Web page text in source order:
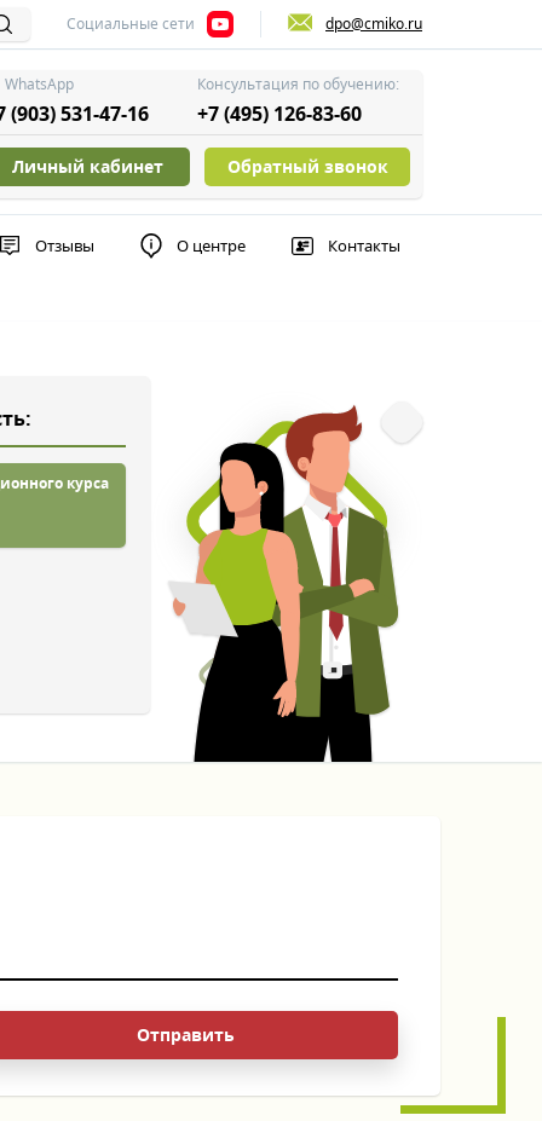
Социальные сети dpo@cmiko.ru
WhatsApp
(903) 531-47-16
Консультация по обучению:
+7 (495) 126-83-60
Личный кабинет Обратный звонок
Отзывы О центре Контакты
курса